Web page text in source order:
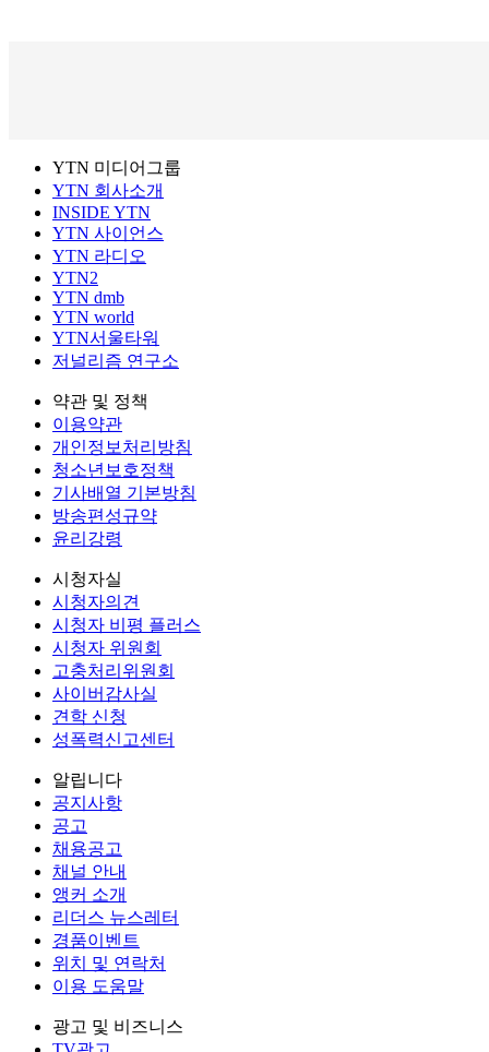
YTN 미디어그룹
YTN 회사소개
INSIDE YTN
YTN 사이언스
YTN 라디오
YTN2
YTN dmb
YTN world
YTN서울타워
저널리즘 연구소
약관 및 정책
이용약관
개인정보처리방침
청소년보호정책
기사배열 기본방침
방송편성규약
윤리강령
시청자실
시청자의견
시청자 비평 플러스
시청자 위원회
고충처리위원회
사이버감사실
견학 신청
성폭력신고센터
알립니다
공지사항
공고
채용공고
채널 안내
앵커 소개
리더스 뉴스레터
경품이벤트
위치 및 연락처
이용 도움말
광고 및 비즈니스